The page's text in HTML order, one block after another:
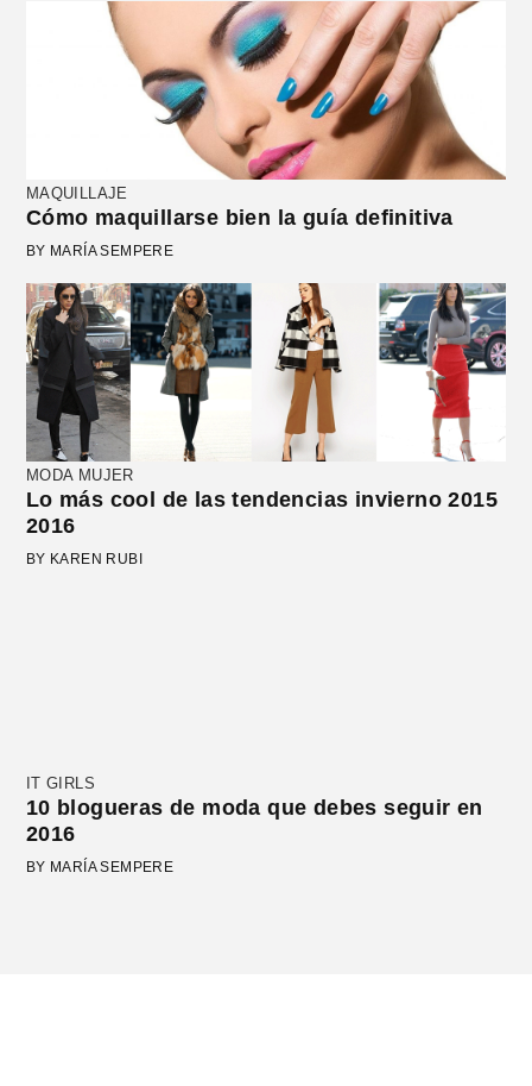
MAQUILLAJE
Cómo maquillarse bien la guía definitiva
BY MARÍA SEMPERE
MODA MUJER
Lo más cool de las tendencias invierno 2015
2016
BY KAREN RUBI
IT GIRLS
10 blogueras de moda que debes seguir en
2016
BY MARÍA SEMPERE